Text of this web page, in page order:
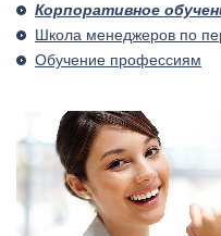
Корпоративное
Школа менеджеров по
Обучение профессиям